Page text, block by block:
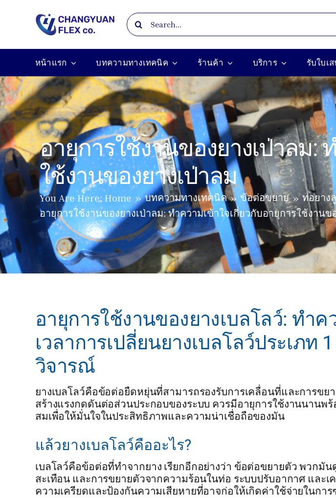
content
Search
for:
หน้าแรก บทความทางเทคนิค ร้านค้า บริการ รับใบเ
อายุการใช้งานของยางเป่าลม:
ใช้งานของยางเป่าลม
You Are Here: Home บทความทางเทคนิค ข้อต่อขยาย
ท่อยาง
อายุการใช้งานของยางเป่าลม: ทำความเข้าใจเกี่ยวกับอายุการใช้งานข
อายุการใช้งานของยางเบลโลว์: ทำค
เวลาการเปลี่ยนยางเบลโลว์ประเภท
วิจารณ์
ยางเบลโลว์คือข้อต่อยืดหยุ่นที่สามารถรองรับการเคลื่อนที่และการขย
สร้างแรงกดดันต่อส่วนประกอบของระบบ ควรมีอายุการใช้งานนานพร้
สมเพื่อให้มั่นใจในประสิทธิภาพและความน่าเชื่อถือของมัน
แล้วยางเบลโลว์คืออะไร?
เบลโลว์คือข้อต่อที่ทำจากยาง เรียกอีกอย่างว่า ข้อต่อขยายตัว พวกมั
สะเทือน และการขยายตัวจากความร้อนในท่อ ระบบปรับอากาศ และเ
ความเครียดและป้องกันความเสียหายที่อาจก่อให้เกิดค่าใช้จ่ายในกา